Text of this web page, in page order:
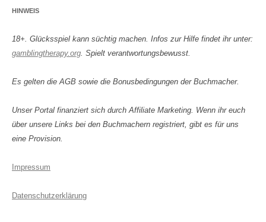
HINWEIS
18+. Glücksspiel kann süchtig machen. Infos zur Hilfe findet ihr unter:
gamblingtherapy.org. Spielt verantwortungsbewusst.
Es gelten die AGB sowie die Bonusbedingungen der Buchmacher.
Unser Portal finanziert sich durch Affiliate Marketing. Wenn ihr euch
über unsere Links bei den Buchmachern registriert, gibt es für uns
eine Provision.
Impressum
Datenschutzerklärung